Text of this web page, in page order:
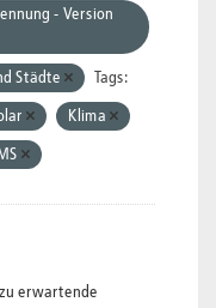
- Version
Städte Tags:
Klima
erwartende